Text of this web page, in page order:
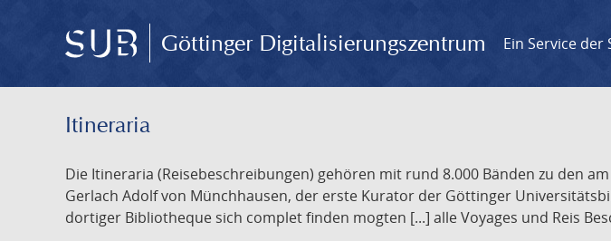
Göttinger Digitalisierungszentrum Ein Service der
Itineraria
Die Itineraria (Reisebeschreibungen) gehören mit rund 8.000 Bänden zu den
Gerlach Adolf von Münchhausen, der erste Kurator der Göttinger
dortiger Bibliotheque sich complet finden mogten [...] alle Voyages und Reis